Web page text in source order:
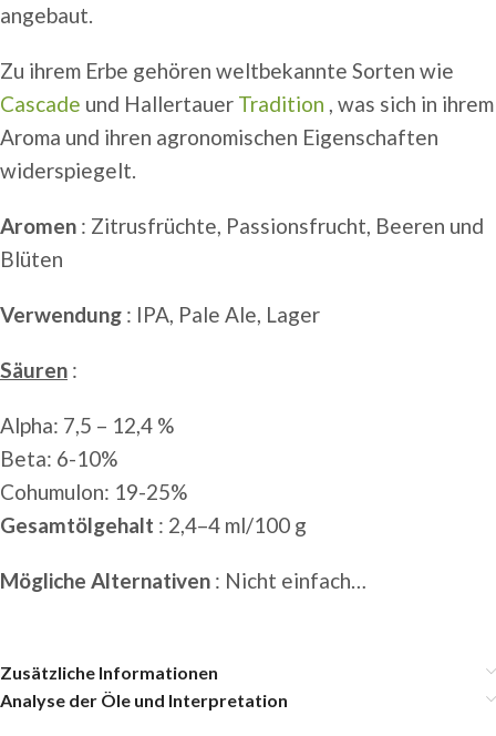
angebaut.
Zu ihrem Erbe gehören weltbekannte Sorten wie
Cascade und Hallertauer Tradition , was sich in ihrem
Aroma und ihren agronomischen Eigenschaften
widerspiegelt.
Aromen : Zitrusfrüchte, Passionsfrucht, Beeren und
Blüten
Verwendung : IPA, Pale Ale, Lager
Säuren :
Alpha: 7,5 – 12,4 %
Beta: 6-10%
Cohumulon: 19-25%
Gesamtölgehalt : 2,4–4 ml/100 g
Mögliche Alternativen : Nicht einfach…
Zusätzliche Informationen
Analyse der Öle und Interpretation